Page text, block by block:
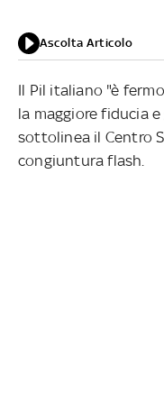
Ascolta Articolo
Il Pil italiano "è
la maggiore fiducia
sottolinea il Centro
congiuntura flash.